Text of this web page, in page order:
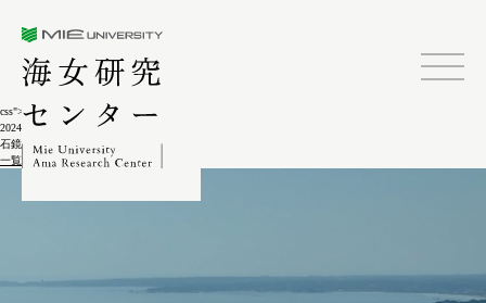
css">
2024.02.04
石鏡(民具)5-3-3
一覧に戻る